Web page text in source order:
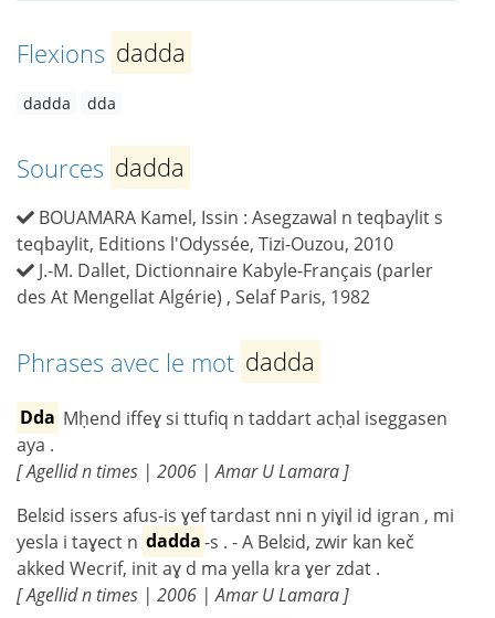
Flexions dadda
dadda dda
Sources dadda
BOUAMARA Kamel, Issin : Asegzawal n teqbaylit s
teqbaylit, Editions l'Odyssée, Tizi-Ouzou, 2010
J.-M. Dallet, Dictionnaire Kabyle-Français (parler
des At Mengellat Algérie) , Selaf Paris, 1982
Phrases avec le mot dadda
Dda Mḥend iffeɣ si ttufiq n taddart acḥal iseggasen
aya .
[ Agellid n times | 2006 | Amar U Lamara ]
Belɛid issers afus-is ɣef tardast nni n yiɣil id igran , mi
yesla i taɣect n dadda-s . - A Belɛid, zwir kan keč
akked Wecrif, init aɣ d ma yella kra ɣer zdat .
[ Agellid n times | 2006 | Amar U Lamara ]